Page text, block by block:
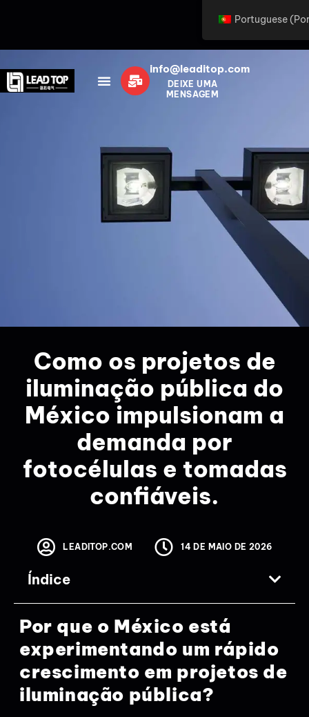
info@leaditop.com
DEIXE UMA
MENSAGEM
Como os projetos de
iluminação pública do
México impulsionam a
demanda por
fotocélulas e tomadas
confiáveis.
LEADITOP.COM 14 DE MAIO DE 2026
Índice
Por que o México está
experimentando um rápido
crescimento em projetos de
iluminação pública?
Portuguese